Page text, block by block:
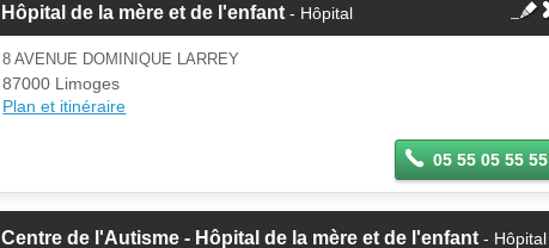
Hôpital de la mère et de l'enfant - Hôpital
8 AVENUE DOMINIQUE LARREY
87000 Limoges
Plan et itinéraire
05 55 05 55 55
Centre de l'Autisme - Hôpital de la mère et de l'enfant - Hôpital